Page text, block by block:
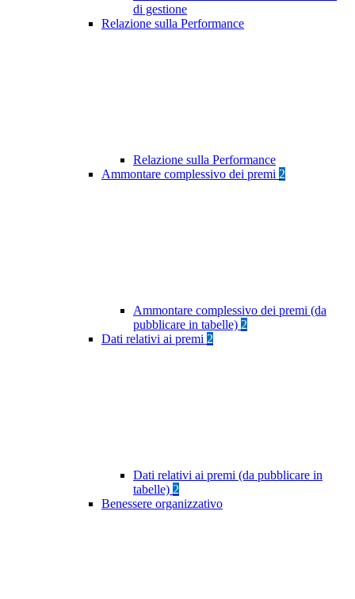
di gestione
Relazione sulla Performance
Relazione sulla Performance
Ammontare complessivo dei premi 2
Ammontare complessivo dei premi (da
pubblicare in tabelle) 2
Dati relativi ai premi 2
Dati relativi ai premi (da pubblicare in
tabelle) 2
Benessere organizzativo